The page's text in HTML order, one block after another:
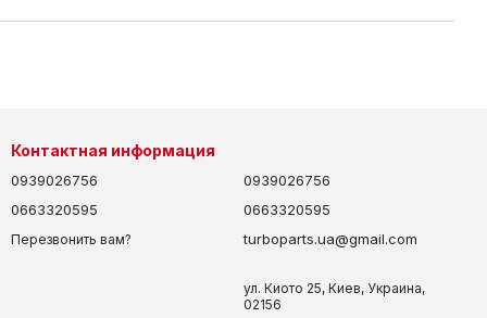
Контактная информация
0939026756
0663320595
Перезвонить вам?
0939026756
0663320595
turboparts.ua@gmail.com
ул. Киото 25, Киев, Украина,
02156